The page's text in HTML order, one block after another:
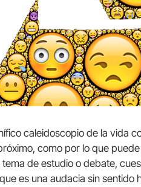
caleidoscopio de la vida
como por lo que
de estudio o debate,
es una audacia sin sentido